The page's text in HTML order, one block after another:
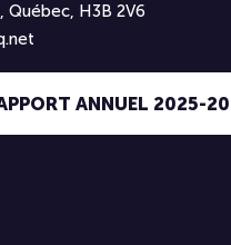
Québec, H3B 2V6
ANNUEL 2025-